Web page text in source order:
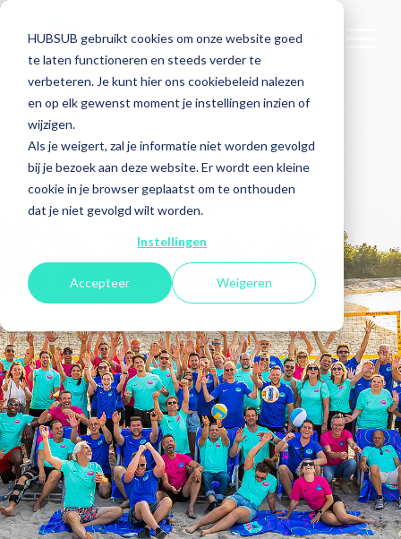
HUBSUB gebruikt cookies om onze website goed
te laten functioneren en steeds verder te
verbeteren. Je kunt hier ons cookiebeleid nalezen
en op elk gewenst moment je instellingen inzien of
wijzigen.
Als je weigert, zal je informatie niet worden gevolgd
bij je bezoek aan deze website. Er wordt een kleine
cookie in je browser geplaatst om te onthouden
dat je niet gevolgd wilt worden.
Instellingen
Accepteer Weigeren
Contact
SPEEL AF